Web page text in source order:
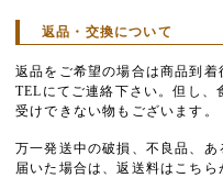
返品・交換について
返品をご希望の場合は商品到
TELにてご連絡下さい。但し、
受けできない物もございます。
万一発送中の破損、不良品、
届いた場合は、返送料はこちら